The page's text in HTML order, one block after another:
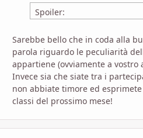
Spoiler:
Sarebbe bello che in coda alla
parola riguardo le peculiarità
appartiene (ovviamente a vostro
Invece sia che siate tra i
non abbiate timore ed
classi del prossimo mese!